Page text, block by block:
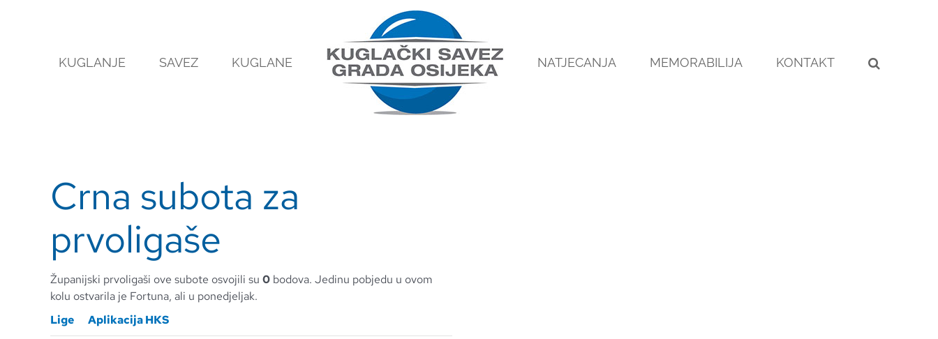
KUGLANJE
SAVEZ KUGLANE NATJECANJA MEMORABILIJA KONTAKT
Crna subota za
prvoligaše
Županijski prvoligaši ove subote osvojili su 0bodova. Jedinu pobjedu u ovom
kolu ostvarila je Fortuna, ali u ponedjeljak.
Lige
Aplikacija HKS